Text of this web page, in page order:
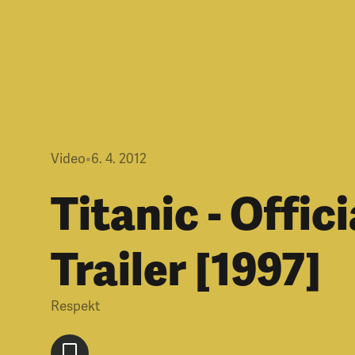
Video•6. 4. 2012
Titanic -
Trailer [1997]
Respekt